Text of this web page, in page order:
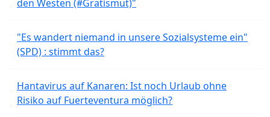
den Westen (#Gratismut)"
"Es wandert niemand in unsere Sozialsysteme ein"
(SPD) : stimmt das?
Hantavirus auf Kanaren: Ist noch Urlaub ohne
Risiko auf Fuerteventura möglich?